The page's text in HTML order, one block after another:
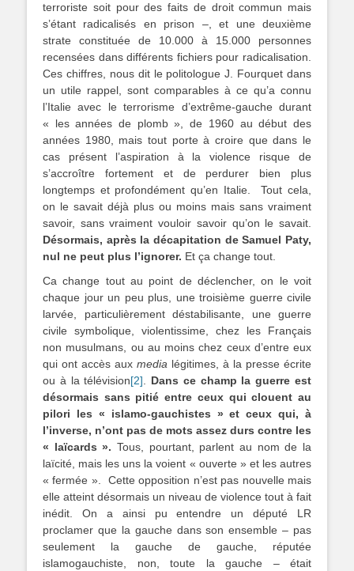
terroriste soit pour des faits de droit commun mais
s’étant radicalisés en prison –, et une deuxième
strate constituée de 10.000 à 15.000 personnes
recensées dans différents fichiers pour radicalisation.
Ces chiffres, nous dit le politologue J. Fourquet dans
un utile rappel, sont comparables à ce qu’a connu
l’Italie avec le terrorisme d’extrême-gauche durant
« les années de plomb », de 1960 au début des
années 1980, mais tout porte à croire que dans le
cas présent l’aspiration à la violence risque de
s’accroître fortement et de perdurer bien plus
longtemps et profondément qu’en Italie. Tout cela,
on le savait déjà plus ou moins mais sans vraiment
savoir, sans vraiment vouloir savoir qu’on le savait.
Désormais, après la décapitation de Samuel Paty,
nul ne peut plus l’ignorer. Et ça change tout.
Ca change tout au point de déclencher, on le voit
chaque jour un peu plus, une troisième guerre civile
larvée, particulièrement déstabilisante, une guerre
civile symbolique, violentissime, chez les Français
non musulmans, ou au moins chez ceux d’entre eux
qui ont accès aux media légitimes, à la presse écrite
ou à la télévision[2]
Dans ce champ la guerre est
désormais sans pitié entre ceux qui clouent au
pilori les « islamo-gauchistes » et ceux qui, à
l’inverse, n’ont pas de mots assez durs contre les
« laïcards ». Tous, pourtant, parlent au nom de la
laïcité, mais les uns la voient « ouverte » et les autres
« fermée ». Cette opposition n’est pas nouvelle mais
elle atteint désormais un niveau de violence tout à fait
inédit. On a ainsi pu entendre un député LR
proclamer que la gauche dans son ensemble – pas
seulement la gauche de gauche, réputée
islamogauchiste, non, toute la gauche – était